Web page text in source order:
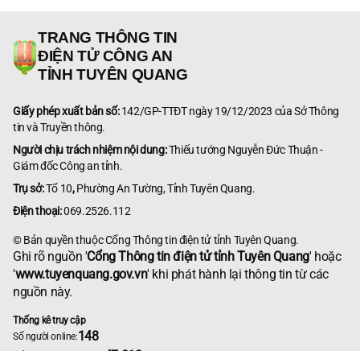
TRANG THÔNG TIN
ĐIỆN TỬ CÔNG AN
TỈNH TUYÊN QUANG
Giấy phép xuất bản số:142/GP-TTĐT ngày 19/12/2023 của Sở Thông
tin và Truyền thông.
Người chịu trách nhiệm nội dung:Thiếu tướng Nguyễn Đức Thuận -
Giám đốc Công an tỉnh.
Trụ sở:Tổ 10,Phường An Tường, Tỉnh Tuyên Quang.
Điện thoại:069.2526.112
© Bản quyền thuộc Cổng Thông tin điện tử tỉnh Tuyên Quang.
Ghi rõ nguồn 'Cổng Thông tin điện tử tỉnh Tuyên Quang' hoặc
'www.tuyenquang.gov.vn' khi phát hành lại thông tin từ các
nguồn này.
Thống kê truy cập
Số người online:148